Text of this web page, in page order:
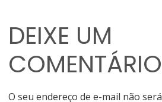
DEIXE UM
COMENTÁRIO
O seu endereço de e-mail não